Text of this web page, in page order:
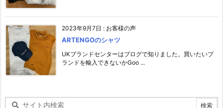
2023年9月7日 : お客様の声
ARTENGOのシャツ
UKブランドセンターはブログで知りました。買いたいブ
ランドを輸入できないかGoo ...